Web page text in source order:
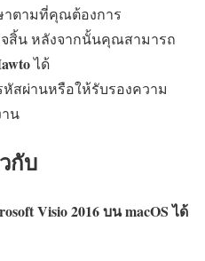
าตามที่คุณต้องการ
จสิ้น หลังจากนั้นคุณสามารถ
ได้
สผ่านหรือให้รับรองความ
น
กับ
Visio 2016 บน macOS ได้